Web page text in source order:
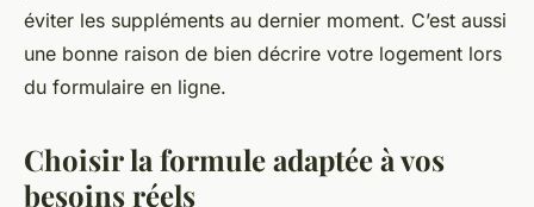
éviter les suppléments au dernier moment. C’est aussi
une bonne raison de bien décrire votre logement lors
du formulaire en ligne.
Choisir la formule adaptée à vos
besoins réels